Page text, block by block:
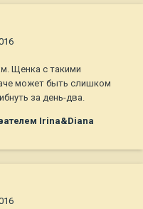
Щенка с такими
может быть слишком
за день-два.
Irina&Diana